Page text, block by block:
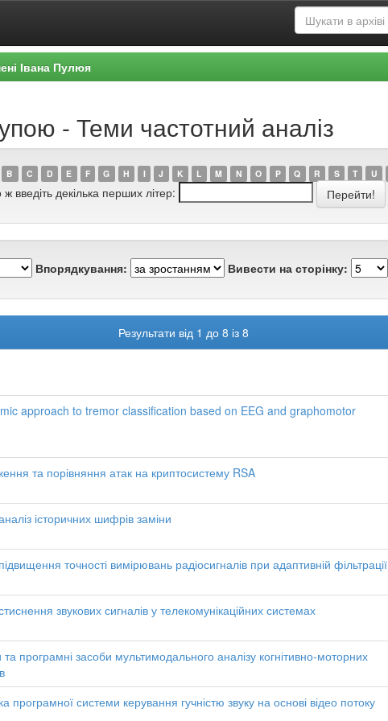
Івана Пулюя
- Теми частотний аналіз
B C D E F G H I J K L M N O P Q R S T U
введіть декілька перших літер:
Впорядкування: Вивести на сторінку:
Результати від 1 до 8 із 8
approach to tremor classification based on EEG and graphomotor
та порівняння атак на криптосистему RSA
історичних шифрів заміни
точності вимірювань радіосигналів при адаптивній фільтрації
звукових сигналів у телекомунікаційних системах
програмні засоби мультимодального аналізу когнітивно-моторних
програмної системи керування гучністю звуку на основі відео потоку